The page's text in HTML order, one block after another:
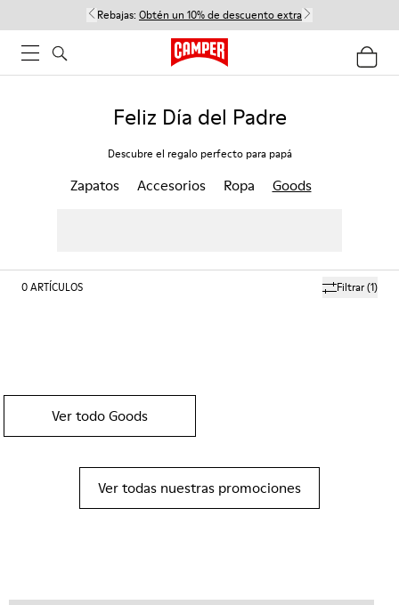
Rebajas: Obtén un 10% de descuento extra
Feliz Día del Padre
Descubre el regalo perfecto para papá
Zapatos Accesorios Ropa Goods
Filtrar(1)
0ARTÍCULOS
Ver todo Goods
Ver todas nuestras promociones